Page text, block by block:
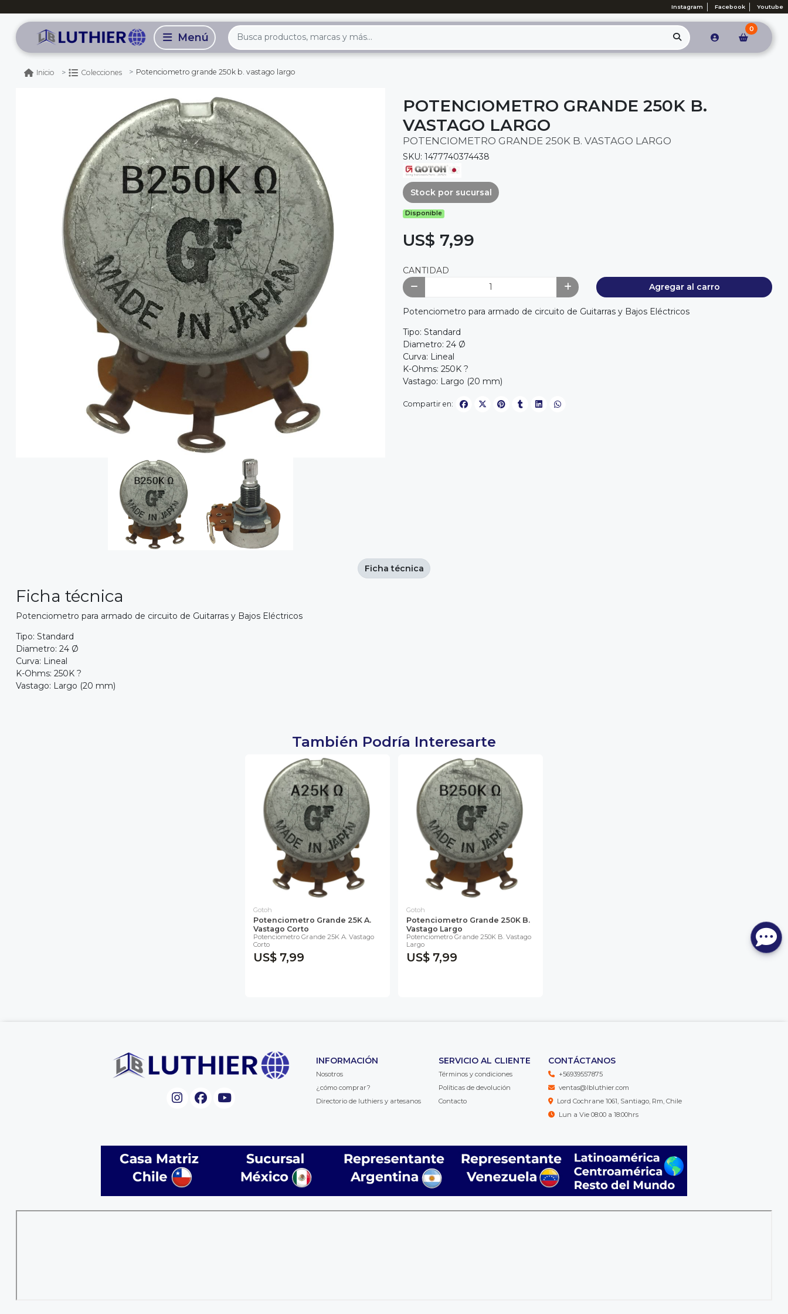
Instagram Facebook Youtube
0
Inicio Colecciones Potenciometro grande 250k b. vastago largo
POTENCIOMETRO GRANDE 250K B.
VASTAGO LARGO
POTENCIOMETRO GRANDE 250K B. VASTAGO LARGO
SKU: 1477740374438
Stock por sucursal
Disponible
US$ 7,99
CANTIDAD
Agregar al carro
Potenciometro para armado de circuito de Guitarras y Bajos Eléctricos
Tipo: Standard
Diametro: 24 Ø
Curva: Lineal
K-Ohms: 250K ?
Vastago: Largo (20 mm)
Compartir en:
Ficha técnica
Potenciometro para armado de circuito de Guitarras y Bajos Eléctricos
Tipo: Standard
Diametro: 24 Ø
Curva: Lineal
K-Ohms: 250K ?
Vastago: Largo (20 mm)
Ficha técnica
También Podría Interesarte
Gotoh
Potenciometro Grande 25K A.
Vastago Corto
Potenciometro Grande 25K A. Vastago
Corto
US$ 7,99
Gotoh
Potenciometro Grande 250K B.
Vastago Largo
Potenciometro Grande 250K B. Vastago
Largo
US$ 7,99
INFORMACIÓN
Nosotros
¿cómo comprar?
Directorio de luthiers y artesanos
SERVICIO AL CLIENTE
Términos y condiciones
Políticas de devolución
Contacto
CONTÁCTANOS
+56939557875
ventas@lbluthier.com
Lord Cochrane 1061, Santiago, Rm, Chile
Lun a Vie 08:00 a 18:00hrs